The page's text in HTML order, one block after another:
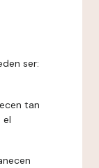
ser:
tan
el